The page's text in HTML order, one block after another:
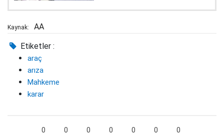
Kaynak: AA
Etiketler :
araç
arıza
Mahkeme
karar
0 0 0 0 0 0 0